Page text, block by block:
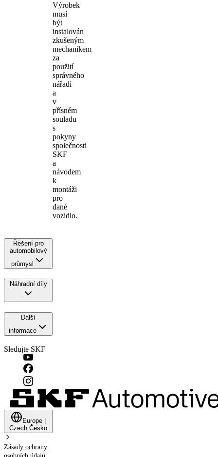
Výrobek
musí
být
instalován
zkušeným
mechanikem
za
použití
správného
nářadí
a
v
přísném
souladu
s
pokyny
společnosti
SKF
a
návodem
k
montáži
pro
dané
vozidlo.
Řešení pro
automobilový
průmysl
Náhradní díly
Další
informace
Sledujte SKF
Europe
Czech Česko
Zásady ochrany